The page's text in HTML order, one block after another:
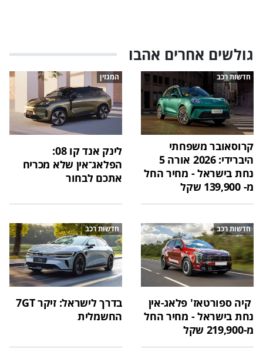
גולשים אחרים אהבו
חדשות רכב
קרוסאובר משפחתי
היברידי: 2026 אורה 5
נחת בישראל - מחיר החל
מ- 139,900 שקל
המגזין
לינק אנד קו 08:
הפלאג־אין שלא מכריח
אתכם לבחור
חדשות רכב
קיה ספורטאז' פלאג-אין
נחת בישראל - מחיר החל
מ-219,900 שקל
חדשות רכב
בדרך לישראל: זיקר 7GT
החשמלית